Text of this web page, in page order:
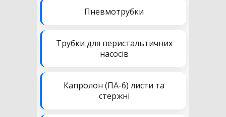
Пневмотрубки
Трубки для перистальтичних
насосів
Капролон (ПА-6) листи та
стержні